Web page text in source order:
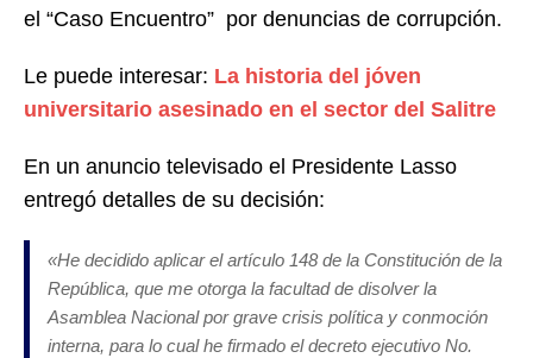
el “Caso Encuentro” por denuncias de corrupción.
Le puede interesar: La historia del jóven
universitario asesinado en el sector del Salitre
En un anuncio televisado el Presidente Lasso
entregó detalles de su decisión:
«He decidido aplicar el artículo 148 de la Constitución de la
República, que me otorga la facultad de disolver la
Asamblea Nacional por grave crisis política y conmoción
interna, para lo cual he firmado el decreto ejecutivo No.